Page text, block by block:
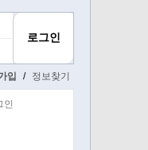
입 / 정보찾기
인